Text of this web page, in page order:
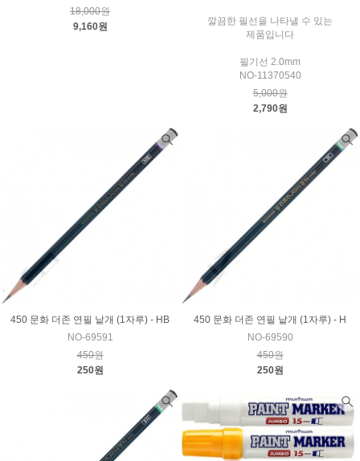
18,000원
9,160원
깔끔한 필선을 나타낼 수 있는
제품입니다
필기선 2.0mm
NO-11370540
5,000원
2,790원
450 문화 더존 연필 낱개 (1자루) - HB
NO-69591
450원
250원
450 문화 더존 연필 낱개 (1자루) - H
NO-69590
450원
250원